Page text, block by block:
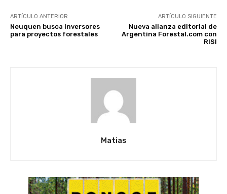
ARTÍCULO ANTERIOR
Neuquen busca inversores
para proyectos forestales
ARTÍCULO SIGUIENTE
Nueva alianza editorial de
Argentina Forestal.com con
RISI
Matias